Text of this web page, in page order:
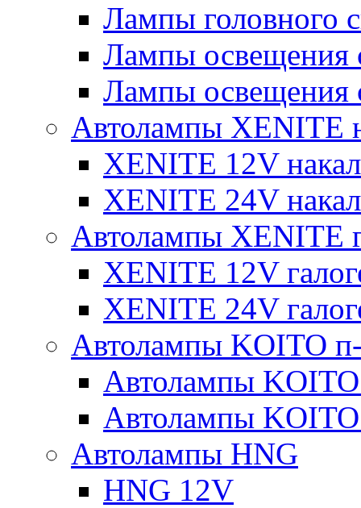
Лампы головного
Лампы освещения
Лампы освещения
Автолампы XENITE
XENITE 12V
XENITE 24V
Автолампы XENITE
XENITE 12V
XENITE 24V
Автолампы KOITO
Автолампы
Автолампы
Автолампы HNG
HNG 12V